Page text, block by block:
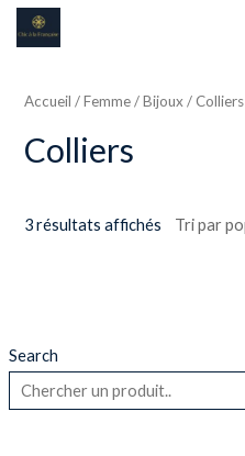
Aller
Search
Accueil /Femme/Bijoux/ Colliers
Colliers
3 résultats affichés